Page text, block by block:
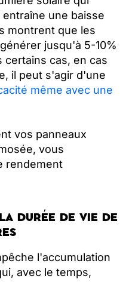
une baisse
montrent que les
jusqu'à 5-10%
certains cas, en cas
il peut s'agir d'une
même avec une
vos panneaux
vous
rendement
DURÉE DE VIE DE
l'accumulation
avec le temps,